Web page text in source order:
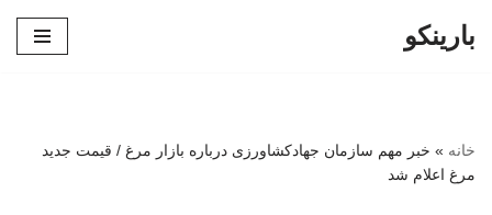
بارینکو
خانه » خبر مهم سازمان جهادکشاورزی درباره بازار مرغ / قیمت جدید
مرغ اعلام شد